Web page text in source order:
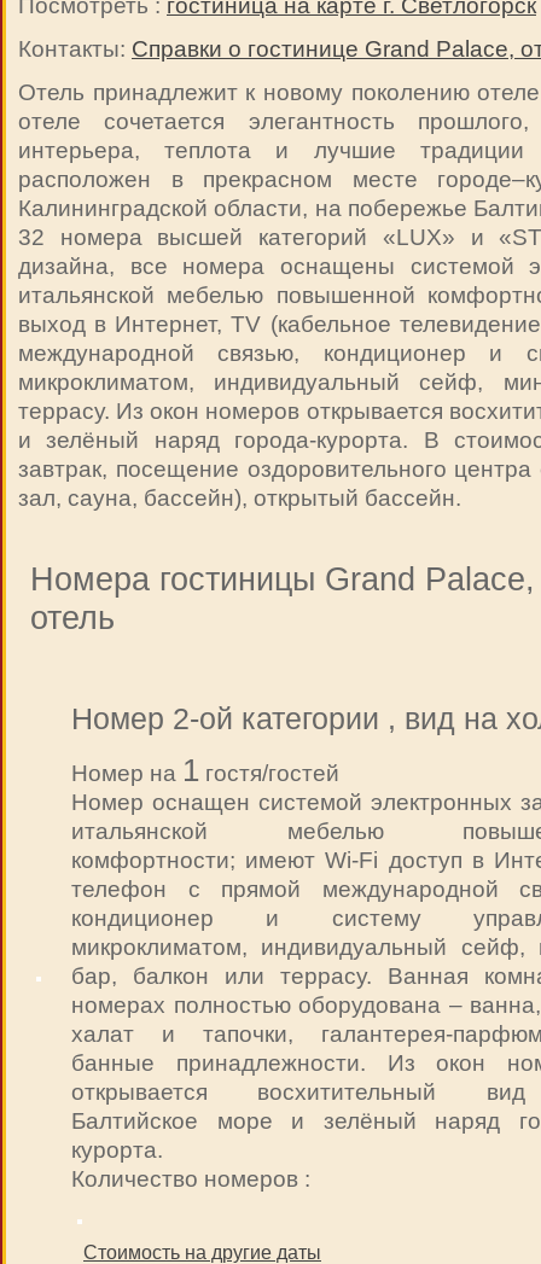
Контакты: Справки о гостинице Grand Palace,
Отель принадлежит к новому поколению
отеле сочетается элегантность
интерьера, теплота и лучшие традиции
расположен в прекрасном месте
Калининградской области, на побережье
32 номера высшей категорий «LUX» и
дизайна, все номера оснащены системой
итальянской мебелью повышенной
выход в Интернет, TV (кабельное
международной связью, кондиционер и
микроклиматом, индивидуальный сейф,
террасу. Из окон номеров открывается
и зелёный наряд города-курорта. В
завтрак, посещение оздоровительного
зал, сауна, бассейн), открытый бассейн.
Номера гостиницы Grand Palace,
отель
Номер 2-ой категории , вид на
Номер на 1 гостя/гостей
Номер оснащен системой электронных
итальянской мебелью
комфортности; имеют Wi-Fi доступ в
телефон с прямой международной
кондиционер и систему
микроклиматом, индивидуальный сейф,
бар, балкон или террасу. Ванная
номерах полностью оборудована –
халат и тапочки, галантерея-
банные принадлежности. Из окон
открывается восхитительный
Балтийское море и зелёный наряд
курорта.
Количество номеров :
Стоимость на другие даты